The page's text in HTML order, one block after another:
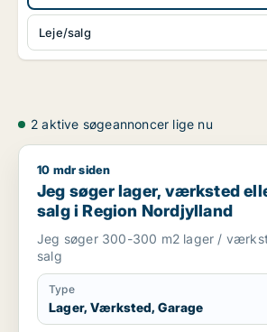
Leje/salg
2 aktive søgeannoncer lige nu
Jeg søger lager, værksted eller
10 mdr siden
Jeg søger lager, værksted
salg i Region Nordjylland
Jeg søger 300-300 m2 lager /
salg
Type
Lager, Værksted, Garage